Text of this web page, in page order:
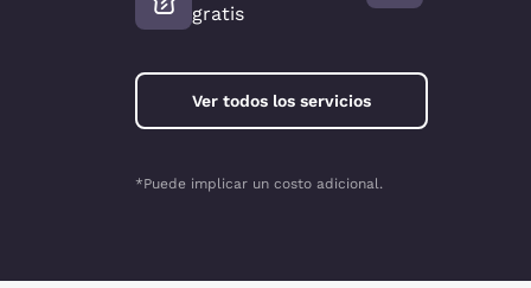
gratis
Ver todos los servicios
*Puede implicar un costo adicional.